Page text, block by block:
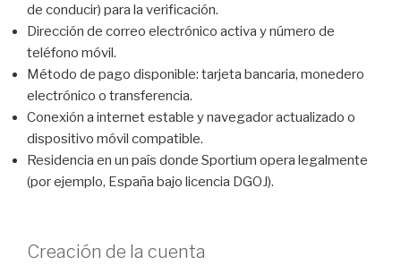
de conducir) para la verificación.
Dirección de correo electrónico activa y número de
teléfono móvil.
Método de pago disponible: tarjeta bancaria, monedero
electrónico o transferencia.
Conexión a internet estable y navegador actualizado o
dispositivo móvil compatible.
Residencia en un país donde Sportium opera legalmente
(por ejemplo, España bajo licencia DGOJ).
Creación de la cuenta